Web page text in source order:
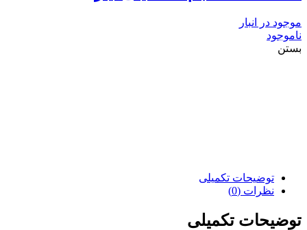
موجود در انبار
ناموجود
بستن
توضیحات تکمیلی
نظرات (0)
توضیحات تکمیلی